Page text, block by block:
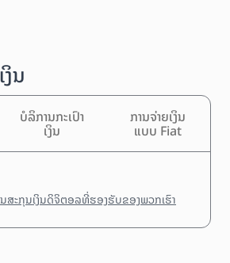
ນ
ບໍລິການກະເປົາ
ເງິນ
ການຈ່າຍເງິນ
ແບບ Fiat
ະກຸນເງິນດິຈິຕອລທີ່ຮອງຮັບຂອງພວກເຮົາ